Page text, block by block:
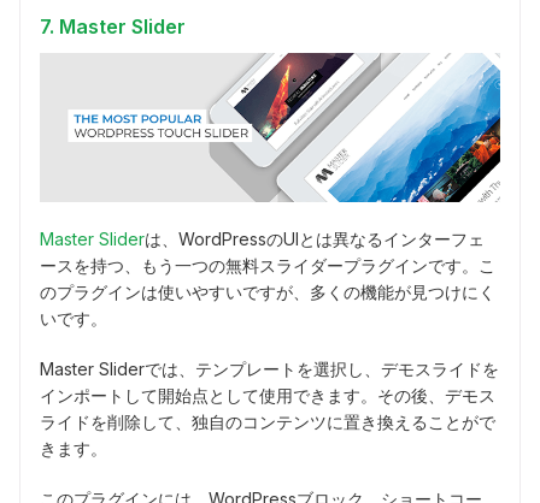
7. Master Slider
Master Sliderは、WordPressのUIとは異なるインターフェ
ースを持つ、もう一つの無料スライダープラグインです。こ
のプラグインは使いやすいですが、多くの機能が見つけにく
いです。
Master Sliderでは、テンプレートを選択し、デモスライドを
インポートして開始点として使用できます。その後、デモス
ライドを削除して、独自のコンテンツに置き換えることがで
きます。
このプラグインには、WordPressブロック、ショートコー